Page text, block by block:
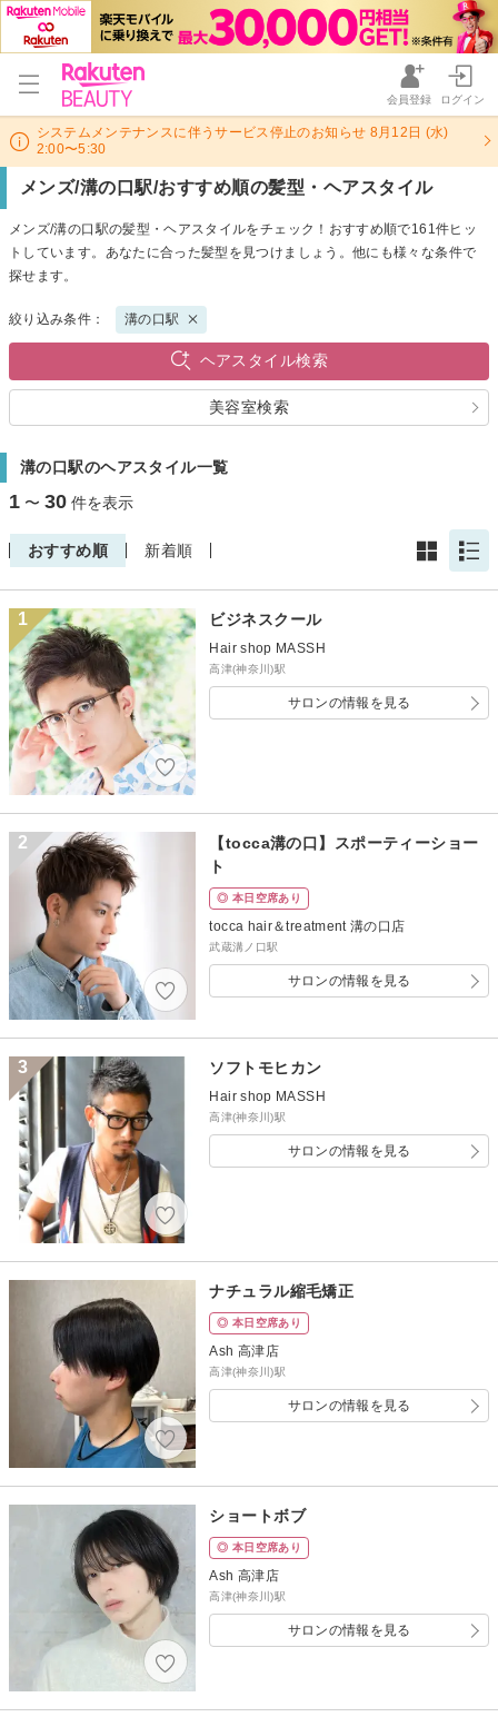
会員登録 ログイン
システムメンテナンスに伴うサービス停止のお知らせ 8月12日 (水)
2:00〜5:30
メンズ/溝の口駅/おすすめ順の髪型・ヘアスタイル
メンズ/溝の口駅の髪型・ヘアスタイルをチェック！おすすめ順で161件ヒッ
トしています。あなたに合った髪型を見つけましょう。他にも様々な条件で
探せます。
絞り込み条件： 溝の口駅
ヘアスタイル検索
美容室検索
溝の口駅のヘアスタイル一覧
1 〜 30 件を表示
おすすめ順 新着順
1 ビジネスクール
Hair shop MASSH
高津(神奈川)駅
サロンの情報を見る
2
【tocca溝の口】スポーティーショー
ト
◎ 本日空席あり
tocca hair＆treatment 溝の口店
武蔵溝ノ口駅
サロンの情報を見る
3 ソフトモヒカン
Hair shop MASSH
高津(神奈川)駅
サロンの情報を見る
ナチュラル縮毛矯正
◎ 本日空席あり
Ash 高津店
高津(神奈川)駅
サロンの情報を見る
ショートボブ
◎ 本日空席あり
Ash 高津店
高津(神奈川)駅
サロンの情報を見る